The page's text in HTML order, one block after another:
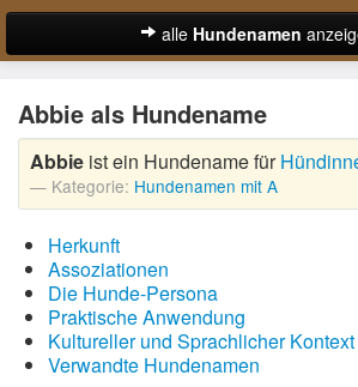
alle Hundenamen
Hundenamen für Rüden
Hundenamen für Hündinnen
Beliebteste Hundenamen
Coole Hundenamen
Englische Hundenamen
Abbie als Hundename
Abbie ist ein Hundename für
Kategorie: Hundenamen mit A
Herkunft
Assoziationen
Die Hunde-Persona
Praktische Anwendung
Kultureller und Sprachlicher Kontext
Verwandte Hundenamen